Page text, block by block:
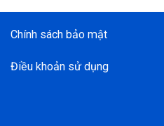
Chính sách bảo mật
Điều khoản sử dụng